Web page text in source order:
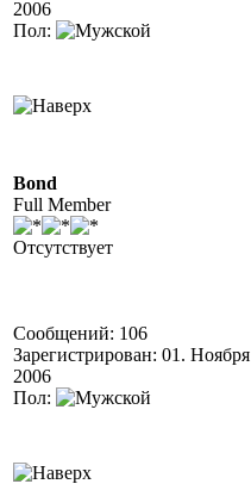
2006
Пол:
Bond
Full Member
Отсутствует
Сообщений: 106
Зарегистрирован: 01. Ноября
2006
Пол: